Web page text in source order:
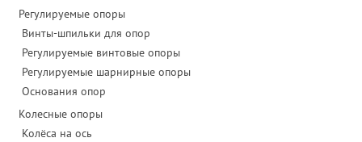
Регулируемые опоры
Винты-шпильки для опор
Регулируемые винтовые опоры
Регулируемые шарнирные опоры
Основания опор
Колесные опоры
Колёса на ось